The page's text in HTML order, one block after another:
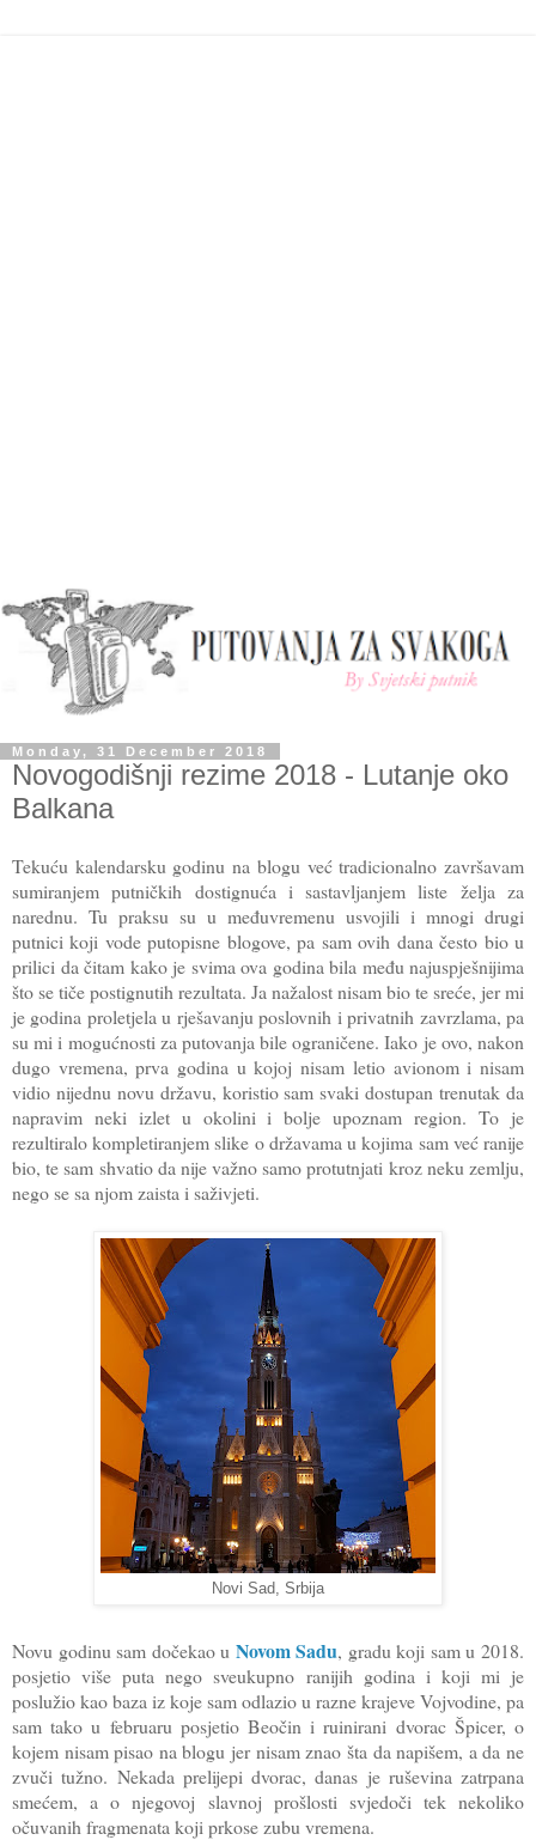
Monday, 31 December 2018
Novogodišnji rezime 2018 - Lutanje oko
Balkana
Tekuću kalendarsku godinu na blogu već tradicionalno završavam
sumiranjem putničkih dostignuća i sastavljanjem liste želja za
narednu. Tu praksu su u međuvremenu usvojili i mnogi drugi
putnici koji vode putopisne blogove, pa sam ovih dana često bio u
prilici da čitam kako je svima ova godina bila među najuspješnijima
što se tiče postignutih rezultata. Ja nažalost nisam bio te sreće, jer mi
je godina proletjela u rješavanju poslovnih i privatnih zavrzlama, pa
su mi i mogućnosti za putovanja bile ograničene. Iako je ovo, nakon
dugo vremena, prva godina u kojoj nisam letio avionom i nisam
vidio nijednu novu državu, koristio sam svaki dostupan trenutak da
napravim neki izlet u okolini i bolje upoznam region. To je
rezultiralo kompletiranjem slike o državama u kojima sam već ranije
bio, te sam shvatio da nije važno samo protutnjati kroz neku zemlju,
nego se sa njom zaista i saživjeti.
Novi Sad, Srbija
Novu godinu sam dočekao u Novom Sadu, gradu koji sam u 2018.
posjetio više puta nego sveukupno ranijih godina i koji mi je
poslužio kao baza iz koje sam odlazio u razne krajeve Vojvodine, pa
sam tako u februaru posjetio Beočin i ruinirani dvorac Špicer, o
kojem nisam pisao na blogu jer nisam znao šta da napišem, a da ne
zvuči tužno. Nekada prelijepi dvorac, danas je ruševina zatrpana
smećem, a o njegovoj slavnoj prošlosti svjedoči tek nekoliko
očuvanih fragmenata koji prkose zubu vremena.